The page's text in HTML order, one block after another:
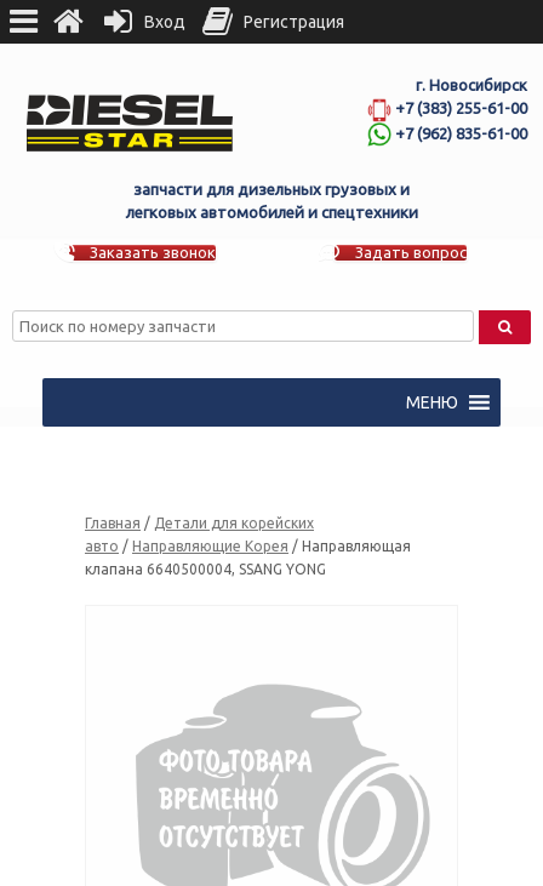
г. Новосибирск
+7 (383) 255-61-00
+7 (962) 835-61-00
запчасти для дизельных грузовых и
легковых автомобилей и спецтехники
Заказать звонок Задать вопрос
МЕНЮ
Главная / Детали для корейских
авто / Направляющие Корея / Направляющая
клапана 6640500004, SSANG YONG
Вход Регистрация